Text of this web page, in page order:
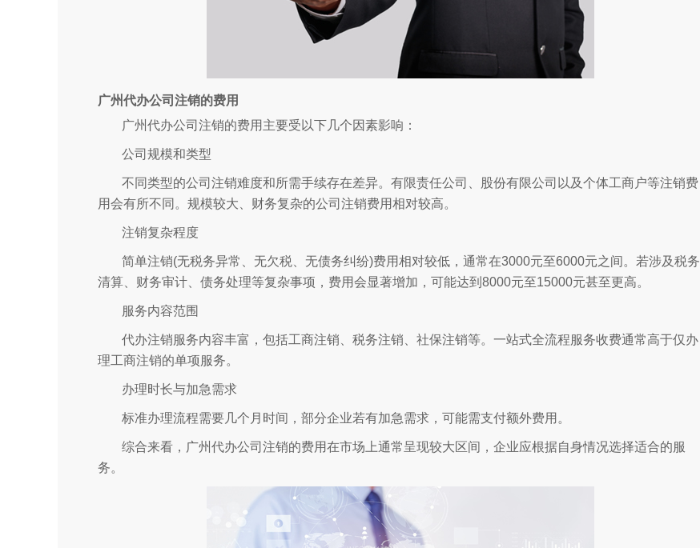
广州代办公司注销的费用
广州代办公司注销的费用主要受以下几个因素影响：
公司规模和类型
不同类型的公司注销难度和所需手续存在差异。有限责任公司、股份有限公司以及个体工商户等注销费
用会有所不同。规模较大、财务复杂的公司注销费用相对较高。
注销复杂程度
简单注销(无税务异常、无欠税、无债务纠纷)费用相对较低，通常在3000元至6000元之间。若涉及税务
清算、财务审计、债务处理等复杂事项，费用会显著增加，可能达到8000元至15000元甚至更高。
服务内容范围
代办注销服务内容丰富，包括工商注销、税务注销、社保注销等。一站式全流程服务收费通常高于仅办
理工商注销的单项服务。
办理时长与加急需求
标准办理流程需要几个月时间，部分企业若有加急需求，可能需支付额外费用。
综合来看，广州代办公司注销的费用在市场上通常呈现较大区间，企业应根据自身情况选择适合的服
务。